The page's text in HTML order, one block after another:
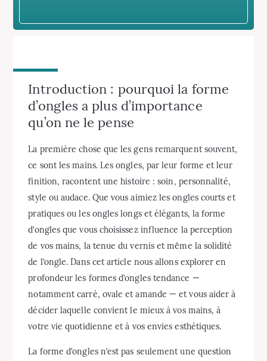
Introduction : pourquoi la forme
d’ongles a plus d’importance
qu’on ne le pense
La première chose que les gens remarquent souvent,
ce sont les mains. Les ongles, par leur forme et leur
finition, racontent une histoire : soin, personnalité,
style ou audace. Que vous aimiez les ongles courts et
pratiques ou les ongles longs et élégants, la forme
d’ongles que vous choisissez influence la perception
de vos mains, la tenue du vernis et même la solidité
de l’ongle. Dans cet article nous allons explorer en
profondeur les formes d’ongles tendance —
notamment carré, ovale et amande — et vous aider à
décider laquelle convient le mieux à vos mains, à
votre vie quotidienne et à vos envies esthétiques.
La forme d’ongles n’est pas seulement une question